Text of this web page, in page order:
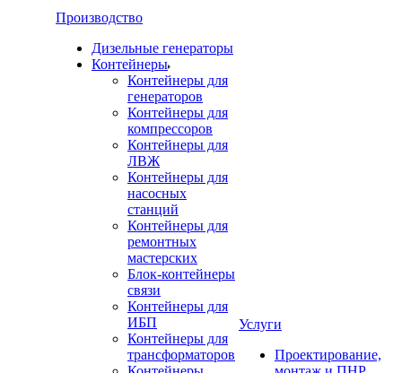
Производство
Дизельные генераторы
Контейнеры
Контейнеры для
генераторов
Контейнеры для
компрессоров
Контейнеры для
ЛВЖ
Контейнеры для
насосных
станций
Контейнеры для
ремонтных
мастерских
Блок-контейнеры
связи
Контейнеры для
ИБП
Контейнеры для
трансформаторов
Услуги
Проектирование,